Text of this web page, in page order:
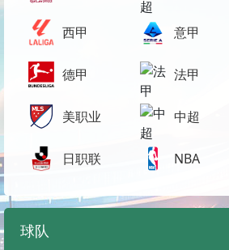
西甲 意甲
德甲 法甲
美职业 中超
日职联 NBA
球队